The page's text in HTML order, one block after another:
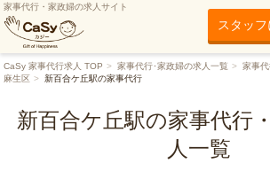
家事代行・家政婦の求人サイト
スタッ
CaSy 家事代行求人 TOP 家事代行･家政婦の求人一覧 家事
麻生区
新百合ケ丘駅の家事代行
新百合ケ丘駅の家事代行
人一覧